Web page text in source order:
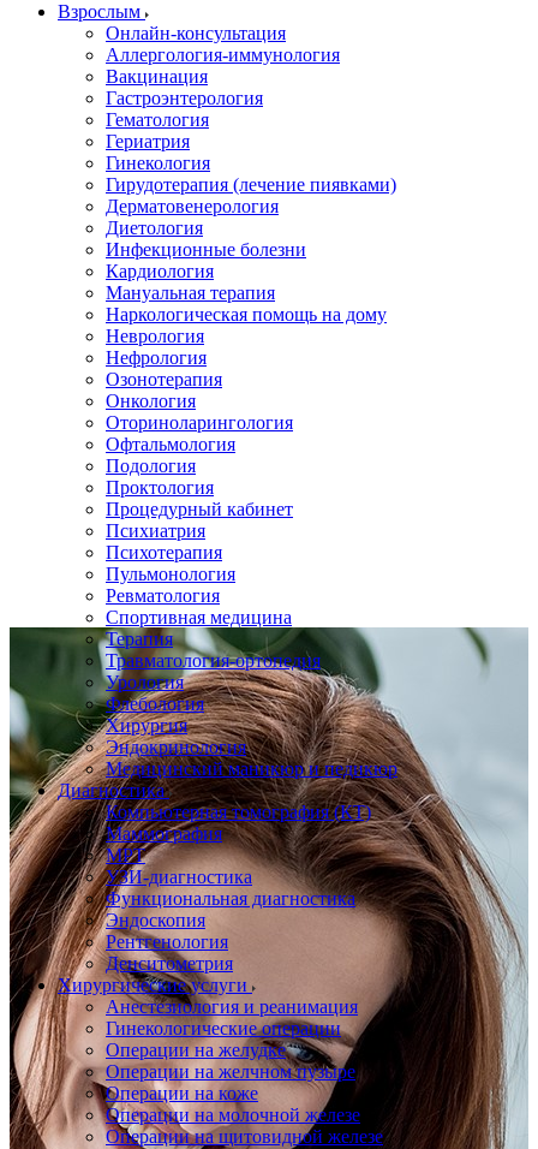
Взрослым
Онлайн-консультация
Аллергология-иммунология
Вакцинация
Гастроэнтерология
Гематология
Гериатрия
Гинекология
Гирудотерапия (лечение пиявками)
Дерматовенерология
Диетология
Инфекционные болезни
Кардиология
Мануальная терапия
Наркологическая помощь на дому
Неврология
Нефрология
Озонотерапия
Онкология
Оториноларингология
Офтальмология
Подология
Проктология
Процедурный кабинет
Психиатрия
Психотерапия
Пульмонология
Ревматология
Спортивная медицина
Терапия
Травматология-ортопедия
Урология
Флебология
Хирургия
Эндокринология
Медицинский маникюр и педикюр
Диагностика
Компьютерная томография (КТ)
Маммография
МРТ
УЗИ-диагностика
Функциональная диагностика
Эндоскопия
Рентгенология
Денситометрия
Хирургические услуги
Анестезиология и реанимация
Гинекологические операции
Операции на желудке
Операции на желчном пузыре
Операции на коже
Операции на молочной железе
Операции на щитовидной железе